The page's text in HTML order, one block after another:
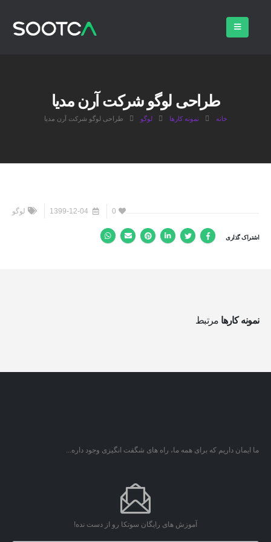
طراحی لوگو شرکت آرن مدیا
خانه نمونه کارها لوگو طراحی لوگو شرکت آرن مدیا
0 لوگو
اشتراک گذاری
نمونه کارها مرتبط
ما ایمان داریم که برای همه ما، راه های شگفت انگیزی وجود داره...
آموزش های رایگان سوتکا رو از دست نده!